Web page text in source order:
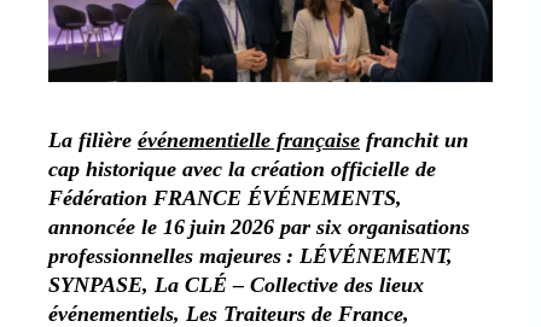
La filière événementielle française franchit un
cap historique avec la création officielle de
Fédération FRANCE ÉVÉNEMENTS,
annoncée le 16 juin 2026 par six organisations
professionnelles majeures : LÉVÉNEMENT,
SYNPASE, La CLÉ – Collective des lieux
événementiels, Les Traiteurs de France,